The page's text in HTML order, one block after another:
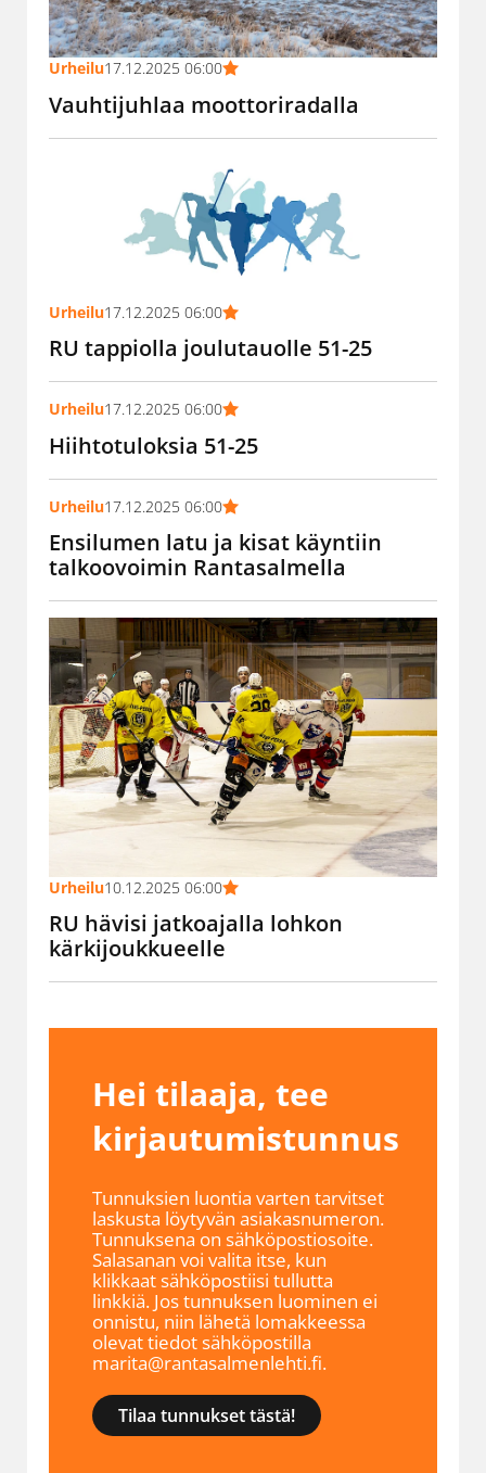
Urheilu17.12.2025 06:00
Vauhtijuhlaa moottoriradalla
Urheilu17.12.2025 06:00
RU tappiolla joulutauolle 51-25
Urheilu17.12.2025 06:00
Hiihtotuloksia 51-25
Urheilu17.12.2025 06:00
Ensilumen latu ja kisat käyntiin
talkoovoimin Rantasalmella
Urheilu10.12.2025 06:00
RU hävisi jatkoajalla lohkon
kärkijoukkueelle
Hei tilaaja, tee
kirjautumistunnus
Tilaa tunnukset tästä!
Tunnuksien luontia varten tarvitset
laskusta löytyvän asiakasnumeron.
Tunnuksena on sähköpostiosoite.
Salasanan voi valita itse, kun
klikkaat sähköpostiisi tullutta
linkkiä. Jos tunnuksen luominen ei
onnistu, niin lähetä lomakkeessa
olevat tiedot sähköpostilla
marita@rantasalmenlehti.fi.